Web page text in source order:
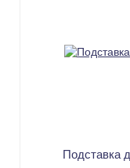
Подставка